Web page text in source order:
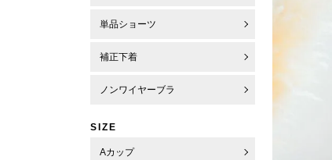
単品ショーツ
補正下着
ノンワイヤーブラ
SIZE
Aカップ